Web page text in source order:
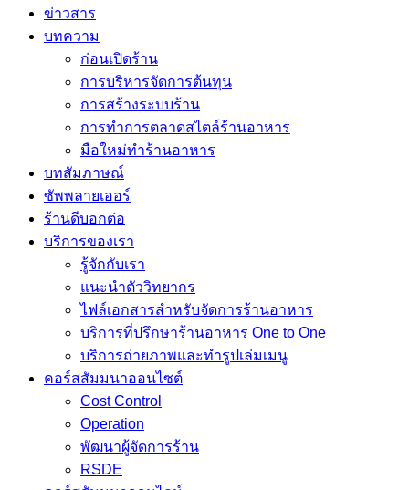
ข่าวสาร
บทความ
ก่อนเปิดร้าน
การบริหารจัดการต้นทุน
การสร้างระบบร้าน
การทำการตลาดสไตล์ร้านอาหาร
มือใหม่ทำร้านอาหาร
บทสัมภาษณ์
ซัพพลายเออร์
ร้านดีบอกต่อ
บริการของเรา
รู้จักกับเรา
แนะนำตัววิทยากร
ไฟล์เอกสารสำหรับจัดการร้านอาหาร
บริการที่ปรึกษาร้านอาหาร One to One
บริการถ่ายภาพและทำรูปเล่มเมนู
คอร์สสัมมนาออนไซต์
Cost Control
Operation
พัฒนาผู้จัดการร้าน
RSDE